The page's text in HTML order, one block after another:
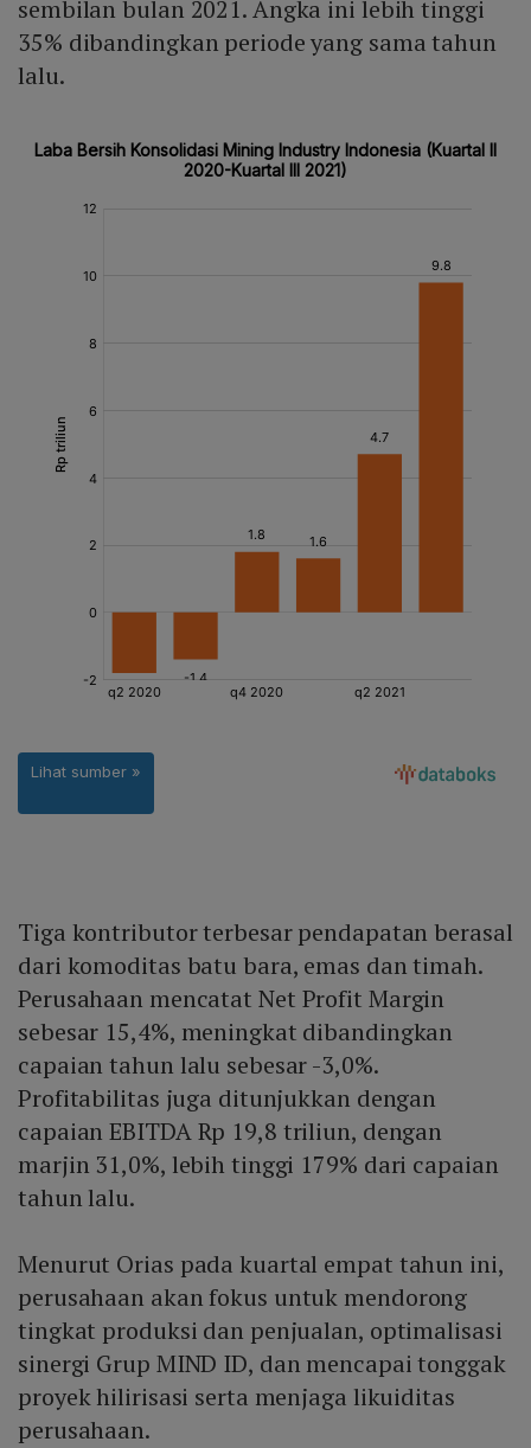
sembilan bulan 2021. Angka ini lebih tinggi
35% dibandingkan periode yang sama tahun
lalu.
Tiga kontributor terbesar pendapatan berasal
dari komoditas batu bara, emas dan timah.
Perusahaan mencatat Net Profit Margin
sebesar 15,4%, meningkat dibandingkan
capaian tahun lalu sebesar -3,0%.
Profitabilitas juga ditunjukkan dengan
capaian EBITDA Rp 19,8 triliun, dengan
marjin 31,0%, lebih tinggi 179% dari capaian
tahun lalu.
Menurut Orias pada kuartal empat tahun ini,
perusahaan akan fokus untuk mendorong
tingkat produksi dan penjualan, optimalisasi
sinergi Grup MIND ID, dan mencapai tonggak
proyek hilirisasi serta menjaga likuiditas
perusahaan.